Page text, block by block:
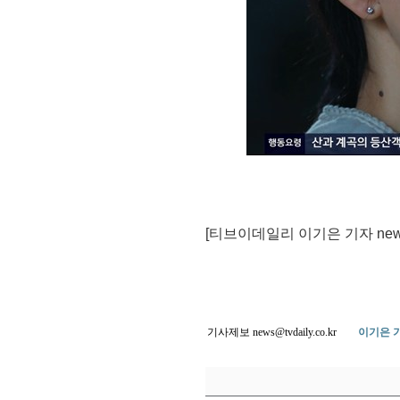
[티브이데일리 이기은 기자
기사제보 news@tvdaily.co.kr 이기은